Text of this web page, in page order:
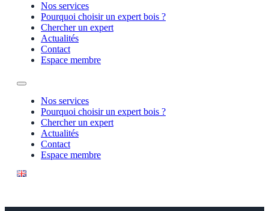
Nos services
Pourquoi choisir un expert bois ?
Chercher un expert
Actualités
Contact
Espace membre
Nos services
Pourquoi choisir un expert bois ?
Chercher un expert
Actualités
Contact
Espace membre